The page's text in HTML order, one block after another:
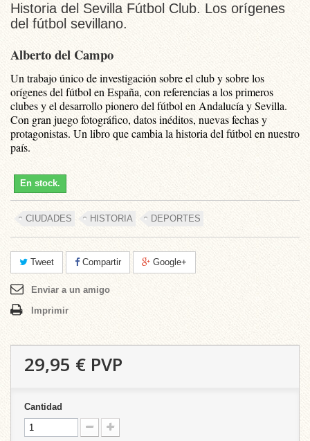
Historia del Sevilla Fútbol Club. Los orígenes
del fútbol sevillano.
Alberto del Campo
Un trabajo único de investigación sobre el club y sobre los
orígenes del fútbol en España, con referencias a los primeros
clubes y el desarrollo pionero del fútbol en Andalucía y Sevilla.
Con gran juego fotográfico, datos inéditos, nuevas fechas y
protagonistas. Un libro que cambia la historia del fútbol en nuestro
país.
En stock.
CIUDADES HISTORIA DEPORTES
Tweet Compartir Google+
Enviar a un amigo
Imprimir
29,95 € PVP
Cantidad